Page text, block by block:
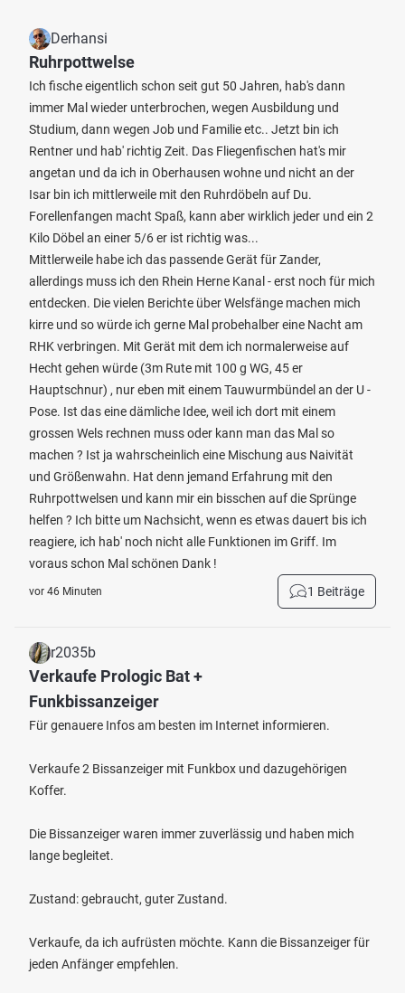
Derhansi
Ruhrpottwelse
Ich fische eigentlich schon seit gut 50 Jahren, hab's dann
immer Mal wieder unterbrochen, wegen Ausbildung und
Studium, dann wegen Job und Familie etc.. Jetzt bin ich
Rentner und hab' richtig Zeit. Das Fliegenfischen hat's mir
angetan und da ich in Oberhausen wohne und nicht an der
Isar bin ich mittlerweile mit den Ruhrdöbeln auf Du.
Forellenfangen macht Spaß, kann aber wirklich jeder und ein 2
Kilo Döbel an einer 5/6 er ist richtig was...
Mittlerweile habe ich das passende Gerät für Zander,
allerdings muss ich den Rhein Herne Kanal - erst noch für mich
entdecken. Die vielen Berichte über Welsfänge machen mich
kirre und so würde ich gerne Mal probehalber eine Nacht am
RHK verbringen. Mit Gerät mit dem ich normalerweise auf
Hecht gehen würde (3m Rute mit 100 g WG, 45 er
Hauptschnur) , nur eben mit einem Tauwurmbündel an der U -
Pose. Ist das eine dämliche Idee, weil ich dort mit einem
grossen Wels rechnen muss oder kann man das Mal so
machen ? Ist ja wahrscheinlich eine Mischung aus Naivität
und Größenwahn. Hat denn jemand Erfahrung mit den
Ruhrpottwelsen und kann mir ein bisschen auf die Sprünge
helfen ? Ich bitte um Nachsicht, wenn es etwas dauert bis ich
reagiere, ich hab' noch nicht alle Funktionen im Griff. Im
voraus schon Mal schönen Dank !
vor 46 Minuten 1 Beiträge
r2035b
Verkaufe Prologic Bat +
Funkbissanzeiger
Für genauere Infos am besten im Internet informieren.
Verkaufe 2 Bissanzeiger mit Funkbox und dazugehörigen
Koffer.
Die Bissanzeiger waren immer zuverlässig und haben mich
lange begleitet.
Zustand: gebraucht, guter Zustand.
Verkaufe, da ich aufrüsten möchte. Kann die Bissanzeiger für
jeden Anfänger empfehlen.